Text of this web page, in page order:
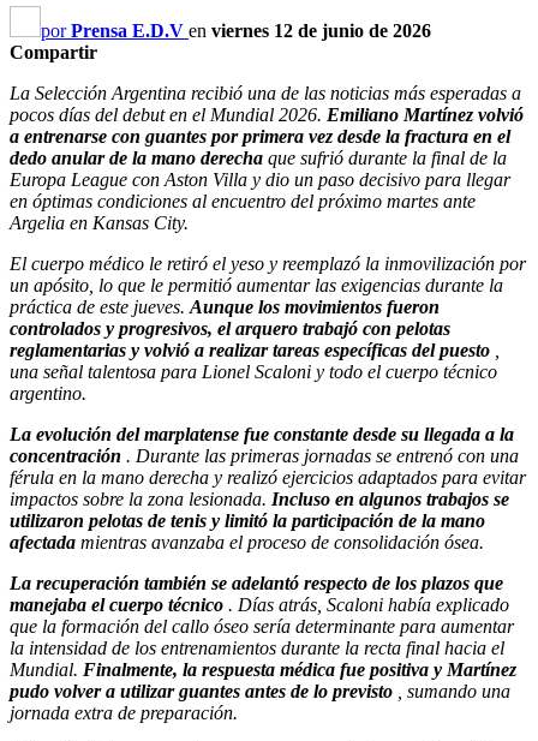
porPrensa E.D.V en viernes 12 de junio de 2026
Compartir
La Selección Argentina recibió una de las noticias más esperadas a
pocos días del debut en el Mundial 2026. Emiliano Martínez volvió
a entrenarse con guantes por primera vez desde la fractura en el
dedo anular de la mano derecha que sufrió durante la final de la
Europa League con Aston Villa y dio un paso decisivo para llegar
en óptimas condiciones al encuentro del próximo martes ante
Argelia en Kansas City.
El cuerpo médico le retiró el yeso y reemplazó la inmovilización por
un apósito, lo que le permitió aumentar las exigencias durante la
práctica de este jueves. Aunque los movimientos fueron
controlados y progresivos, el arquero trabajó con pelotas
reglamentarias y volvió a realizar tareas específicas del puesto
una señal talentosa para Lionel Scaloni y todo el cuerpo técnico
argentino.
La evolución del marplatense fue constante desde su llegada a la
concentración . Durante las primeras jornadas se entrenó con una
férula en la mano derecha y realizó ejercicios adaptados para evitar
impactos sobre la zona lesionada. Incluso en algunos trabajos se
utilizaron pelotas de tenis y limitó la participación de la mano
afectada mientras avanzaba el proceso de consolidación ósea.
La recuperación también se adelantó respecto de los plazos que
manejaba el cuerpo técnico . Días atrás, Scaloni había explicado
que la formación del callo óseo sería determinante para aumentar
la intensidad de los entrenamientos durante la recta final hacia el
Mundial. Finalmente, la respuesta médica fue positiva y Martínez
pudo volver a utilizar guantes antes de lo previsto , sumando una
jornada extra de preparación.